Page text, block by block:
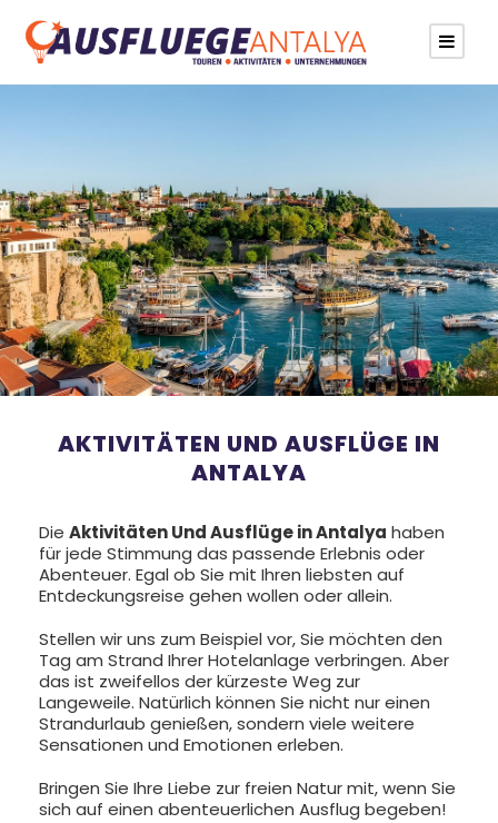
AKTIVITÄTEN UND AUSFLÜGE IN
ANTALYA
Die Aktivitäten Und Ausflüge in Antalya haben
für jede Stimmung das passende Erlebnis oder
Abenteuer. Egal ob Sie mit Ihren liebsten auf
Entdeckungsreise gehen wollen oder allein.
Stellen wir uns zum Beispiel vor, Sie möchten den
Tag am Strand Ihrer Hotelanlage verbringen. Aber
das ist zweifellos der kürzeste Weg zur
Langeweile. Natürlich können Sie nicht nur einen
Strandurlaub genießen, sondern viele weitere
Sensationen und Emotionen erleben.
Bringen Sie Ihre Liebe zur freien Natur mit, wenn Sie
sich auf einen abenteuerlichen Ausflug begeben!